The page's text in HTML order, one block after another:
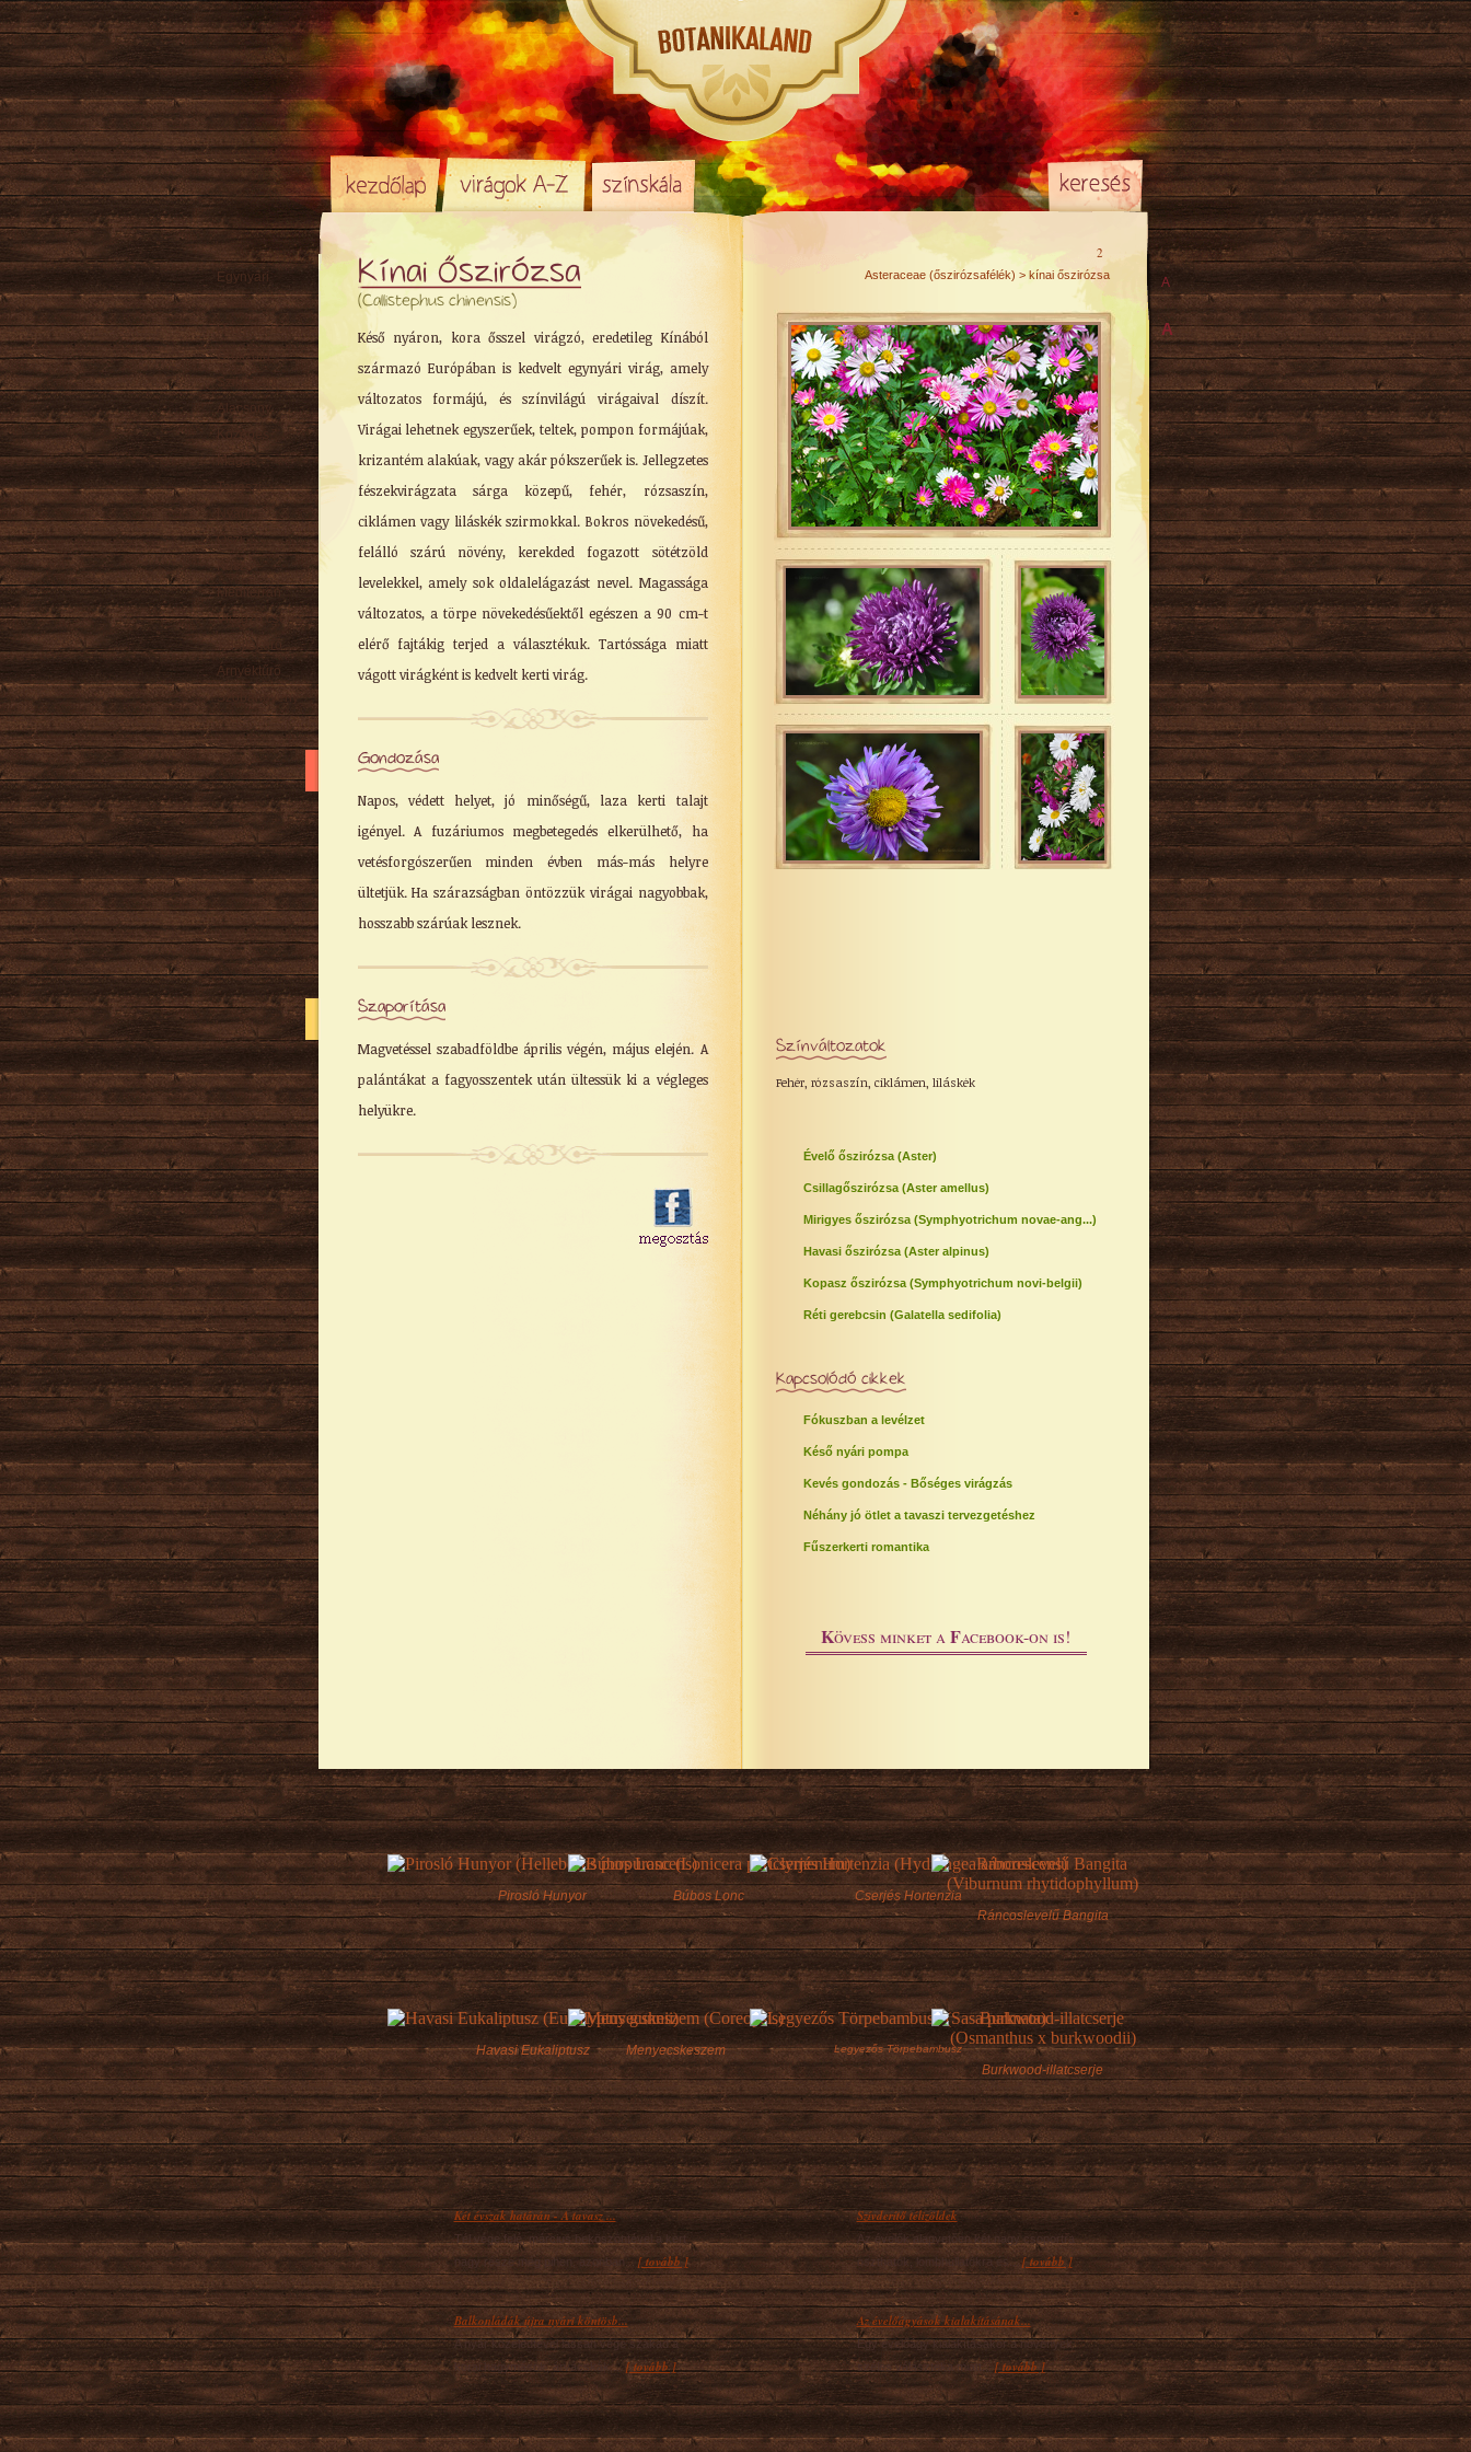
Kínai Őszirózsa
(Callistephus chinensis)
Késő nyáron, kora ősszel virágzó, eredetileg Kínából
származó Európában is kedvelt egynyári virág, amely
változatos formájú, és színvilágú virágaival díszít.
Virágai lehetnek egyszerűek, teltek, pompon formájúak,
krizantém alakúak, vagy akár pókszerűek is. Jellegzetes
fészekvirágzata sárga közepű, fehér, rózsaszín,
ciklámen vagy liláskék szirmokkal. Bokros növekedésű,
felálló szárú növény, kerekded fogazott sötétzöld
levelekkel, amely sok oldalelágazást nevel. Magassága
változatos, a törpe növekedésűektől egészen a 90 cm-t
elérő fajtákig terjed a választékuk. Tartóssága miatt
vágott virágként is kedvelt kerti virág.
Gondozása
Napos, védett helyet, jó minőségű, laza kerti talajt
igényel. A fuzáriumos megbetegedés elkerülhető, ha
vetésforgószerűen minden évben más-más helyre
ültetjük. Ha szárazságban öntözzük virágai nagyobbak,
hosszabb szárúak lesznek.
Szaporítása
Magvetéssel szabadföldbe április végén, május elején. A
palántákat a fagyosszentek után ültessük ki a végleges
helyükre.
Asteraceae (őszirózsafélék) > kínai őszirózsa
2
Színváltozatok
Fehér, rózsaszín, ciklámen, liláskék
Évelő őszirózsa (Aster)
Csillagőszirózsa (Aster amellus)
Mirigyes őszirózsa (Symphyotrichum novae-ang...)
Havasi őszirózsa (Aster alpinus)
Kopasz őszirózsa (Symphyotrichum novi-belgii)
Réti gerebcsin (Galatella sedifolia)
Kapcsolódó cikkek
Fókuszban a levélzet
Késő nyári pompa
Kevés gondozás - Bőséges virágzás
Néhány jó ötlet a tavaszi tervezgetéshez
Fűszerkerti romantika
Kövess minket a Facebook-on is!
A
A
Egynyári
Évelő
Hagyma/ Gumó
Örökzöld
Sziklakerti
Alacsony
Közepes
Magas
Tavaszi
Őszi
Kúszó
Mediterrán
Virágzó cserje
Talajtakaró
Árnyéktűrő
Szobanövény
Pirosló Hunyor Búbos Lonc
Cserjés Hortenzia
Ráncoslevelű Bangita
Havasi Eukaliptusz Menyecskeszem Legyezős Törpebambusz
Burkwood-illatcserje
Két évszak határán - A tavasz ...
Tél vége felé, március beköszöntével a kert
nagy része még pihen, azonban... [ tovább ]
Szívderítő télizöldek
Az évelők alapvetően két nagy csoportra
oszthatók, lombhullatókra és...[ tovább ]
Balkonládák újra nyári köntösb...
A nyár közeledtével lassan vége szakad a
korai hagymások, árvácskák,... [ tovább ]
Az évelőágyások kialakításának...
Egy évelőágy kialakításakor a növények
széles választéka miatt...[ tovább ]